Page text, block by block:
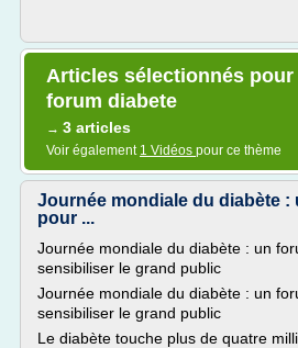
Articles sélectionnés pour
forum diabete
→ 3 articles
Voir également 1 Vidéos pour ce thème
Journée mondiale du diabète :
pour ...
Journée mondiale du diabète : un
sensibiliser le grand public
Journée mondiale du diabète : un
sensibiliser le grand public
Le diabète touche plus de quatre